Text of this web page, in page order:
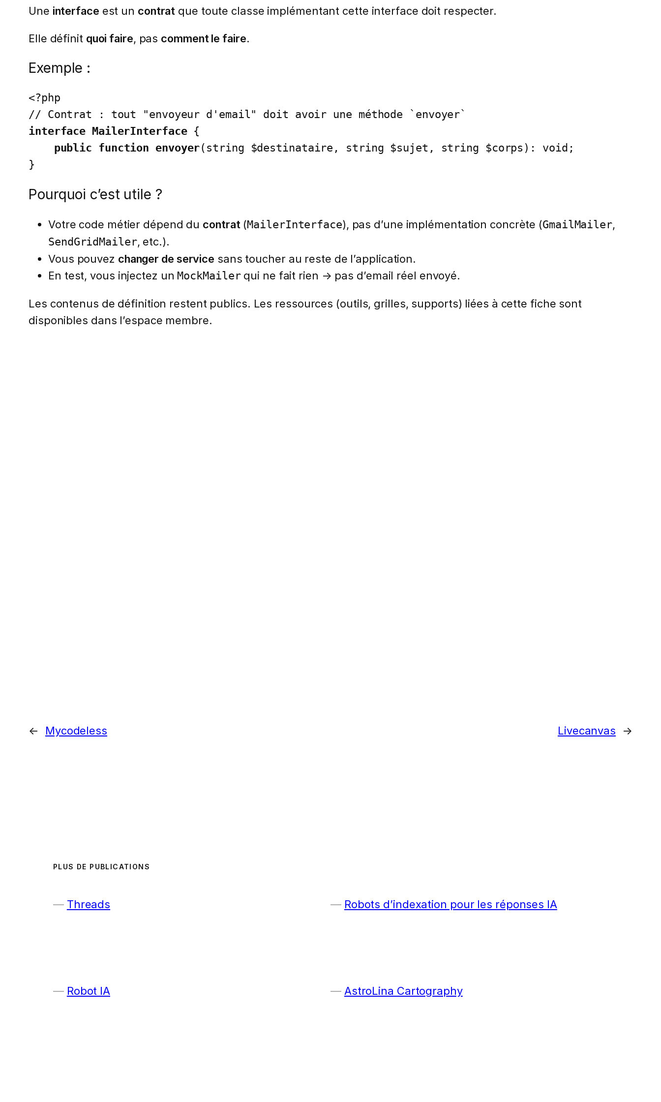
Une interface est un contrat que toute classe implémentant cette interface doit respecter.
Elle définit quoi faire, pas comment le faire.
Exemple :
<?php
interface MailerInterface {
public function envoyer(string $destinataire, string $sujet, string $corps): void;
}
Pourquoi c’est utile ?
Votre code métier dépend du contrat (MailerInterface), pas d’une implémentation concrète (GmailMailer,
SendGridMailer, etc.).
Vous pouvez changer de service sans toucher au reste de l’application.
En test, vous injectez un MockMailerqui ne fait rien → pas d’email réel envoyé.
Les contenus de définition restent publics. Les ressources (outils, grilles, supports) liées à cette fiche sont
disponibles dans l’espace membre.
← Mycodeless Livecanvas →
PLUS DE PUBLICATIONS
Threads Robots d’indexation pour les réponses IA
Robot IA AstroLina Cartography